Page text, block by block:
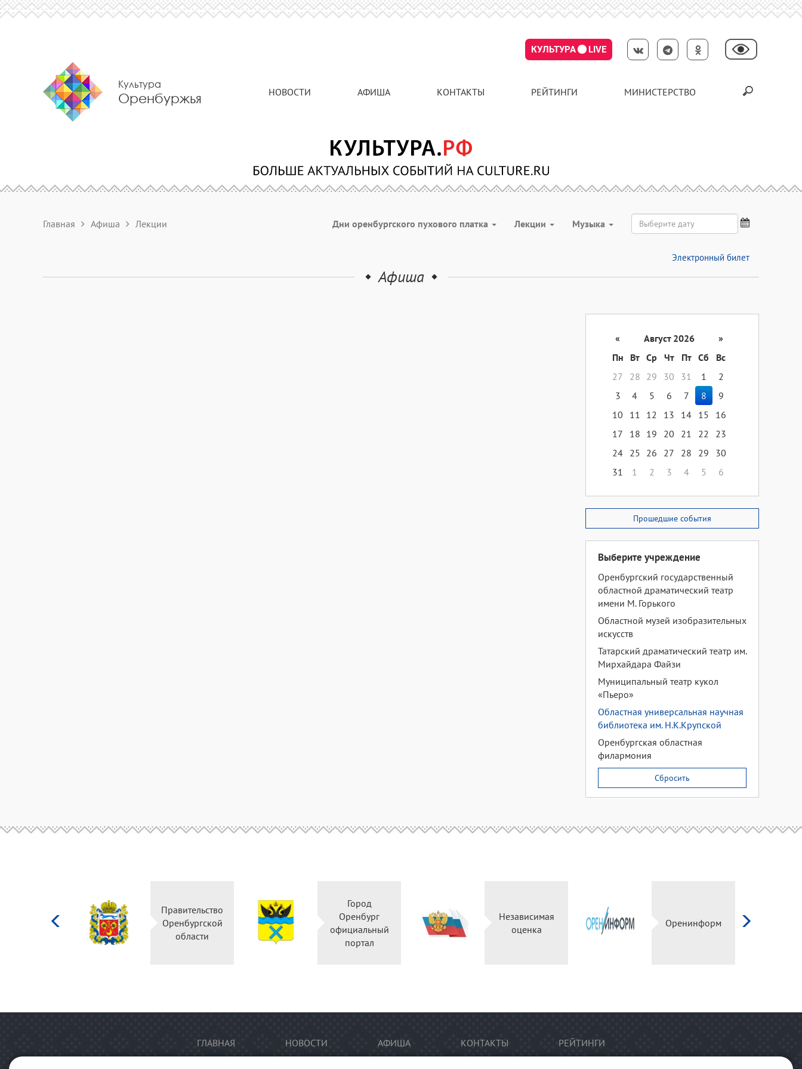
КУЛЬТУРА LIVE
Культура
Оренбуржья НОВОСТИ АФИША КОНТАКТЫ РЕЙТИНГИ МИНИСТЕРСТВО
Главная Афиша Лекции Дни оренбургского пухового платка Лекции Музыка
Электронный билет
Афиша
« Август 2026
»
Пн
Вт Ср Чт Пт Сб
Вс
27
28 29 30 31 1
2
3
4 5 6 7 8
9
10
11 12 13 14 15
16
17
18 19 20 21 22
23
24 25 26 27 28 29
30
31
1 2 3 4 5 6
Прошедшие события
Выберите учреждение
Оренбургский государственный
областной драматический театр
имени М. Горького
Областной музей изобразительных
искусств
Татарский драматический театр им.
Мирхайдара Файзи
Муниципальный театр кукол
«Пьеро»
Областная универсальная научная
библиотека им. Н.К.Крупской
Оренбургская областная
филармония
Сбросить
Правительство
Оренбургской
области
Город
Оренбург
официальный
портал
Независимая
оценка
Оренинформ
ГЛАВНАЯ НОВОСТИ АФИША КОНТАКТЫ РЕЙТИНГИ